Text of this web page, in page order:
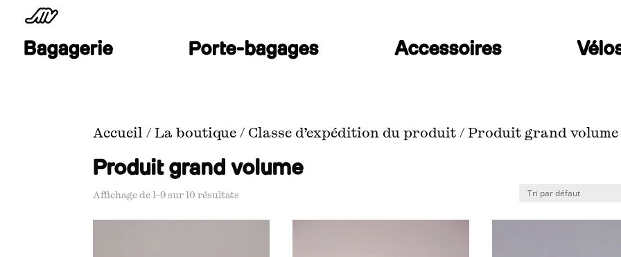
Bagagerie Porte-bagages Accessoires
Accueil/La boutique/ Classe d’expédition du produit / Produit grand volume
Produit grand volume
Affichage de 1–9 sur 10 résultats